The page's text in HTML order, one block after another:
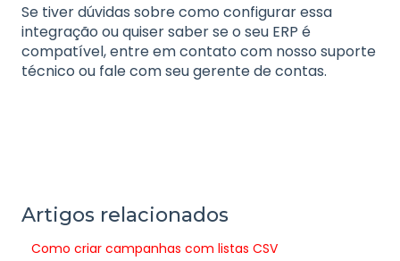
Se tiver dúvidas sobre como configurar essa
integração ou quiser saber se o seu ERP é
compatível, entre em contato com nosso suporte
técnico ou fale com seu gerente de contas.
Artigos relacionados
Como criar campanhas com listas CSV